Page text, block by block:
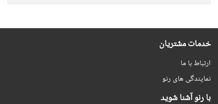
خدمات مشتریان
ارتباط با ما
نمایندگی های رنو
با رنو آشنا شوید